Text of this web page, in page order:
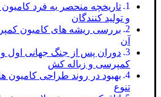
تاریخچه منحصر به فرد
و تولید کنندگان
بررسی ریشه های کامیون
آن
دوران پس از جنگ جهانی اول
کمپرسی و زباله کش
بهبود در روند طراحی کامیون
تنوع